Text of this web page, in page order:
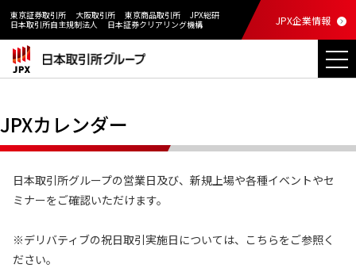
東京証券取引所 大阪取引所 東京商品取引所
JPX総研
日本取引所自主規制法人
日本証券クリアリング機構 JPX企業情報
JPXカレンダー
日本取引所グループの営業日及び、新規上場や各種イベントやセ
ミナーをご確認いただけます。
※デリバティブの祝日取引実施日については、こちらをご参照く
ださい。